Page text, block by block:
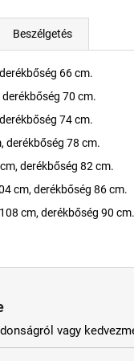
Beszélgetés
66 cm.
70 cm.
74 cm.
derékbőség 78 cm.
derékbőség 82 cm.
cm, derékbőség 86 cm.
cm, derékbőség 90 cm.
vagy